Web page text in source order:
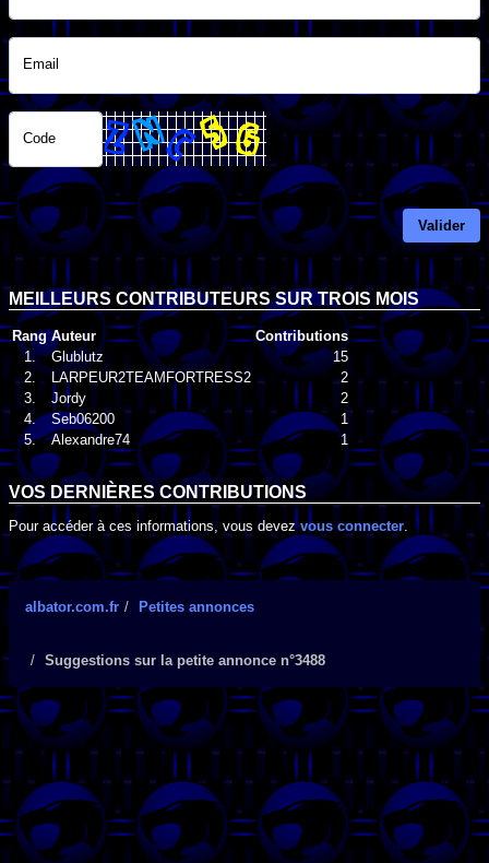
Email
Code
Valider
MEILLEURS CONTRIBUTEURS SUR TROIS MOIS
Rang Auteur
Contributions
1.
Glublutz
15
2.
LARPEUR2TEAMFORTRESS2
2
3.
Jordy
2
4.
Seb06200
1
5.
Alexandre74 1
VOS DERNIÈRES CONTRIBUTIONS
Pour accéder à ces informations, vous devezvous connecter
albator.com.fr Petites annonces
Suggestions sur la petite annonce n°3488